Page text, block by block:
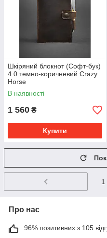
Шкіряний блокнот (Софт-бук)
4.0 темно-коричневий Crazy
Horse
В наявності
1 560 ₴
Купити
1
Про нас
96% позитивних з 105